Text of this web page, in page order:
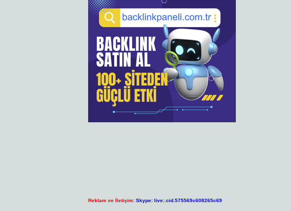
Reklam ve İletişim: Skype: live:.cid.575569c608265c69